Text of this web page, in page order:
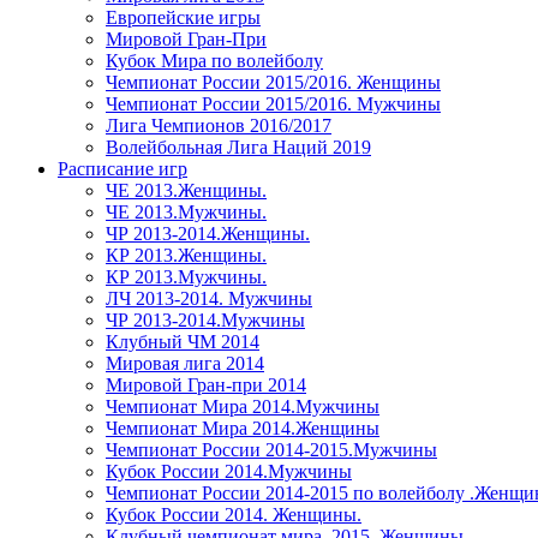
Европейские игры
Мировой Гран-При
Кубок Мира по волейболу
Чемпионат России 2015/2016. Женщины
Чемпионат России 2015/2016. Мужчины
Лига Чемпионов 2016/2017
Волейбольная Лига Наций 2019
Расписание игр
ЧЕ 2013.Женщины.
ЧЕ 2013.Мужчины.
ЧР 2013-2014.Женщины.
КР 2013.Женщины.
КР 2013.Мужчины.
ЛЧ 2013-2014. Мужчины
ЧР 2013-2014.Мужчины
Клубный ЧМ 2014
Мировая лига 2014
Мировой Гран-при 2014
Чемпионат Мира 2014.Мужчины
Чемпионат Мира 2014.Женщины
Чемпионат России 2014-2015.Мужчины
Кубок России 2014.Мужчины
Чемпионат России 2014-2015 по волейболу
Кубок России 2014. Женщины.